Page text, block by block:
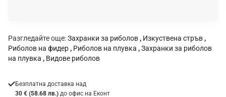
Разгледайте още:Захранки за риболов , Изкуствена стръв ,
Риболов на фидер , Риболов на плувка ,Захранки за риболов
на плувка , Видове риболов
Безплатна доставка над
30 € (58.68 лв.) до офис на Еконт